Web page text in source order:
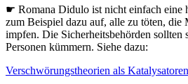
☛ Romana Didulo ist nicht einfach eine
zum Beispiel dazu auf, alle zu töten, die
impfen. Die Sicherheitsbehörden sollten
Personen kümmern. Siehe dazu:
Verschwörungstheorien als